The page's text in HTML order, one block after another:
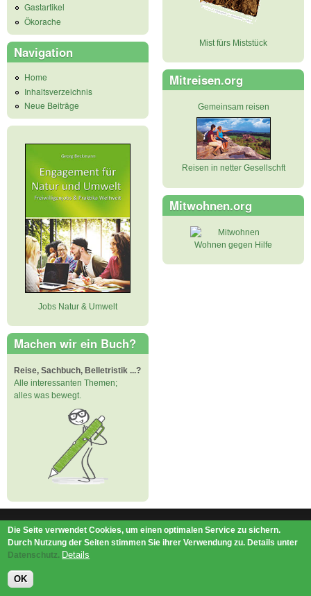
Gastartikel
Ökorache
Navigation
Home
Inhaltsverzeichnis
Neue Beiträge
Jobs Natur & Umwelt
Machen wir ein Buch?
Reise, Sachbuch, Belletristik ...?
Alle interessanten Themen;
alles was bewegt.
Mist fürs Miststück
Mitreisen.org
Gemeinsam reisen
Reisen in netter Gesellschft
Mitwohnen.org
Wohnen gegen Hilfe
Impressum|Datenschutz
Mitwohnen.org| Gastschuljahr.de
Under.org|Elderpair.com
Die Seite verwendet Cookies, um einen optimalen Service zu sichern.
Durch Nutzung der Seiten stimmen Sie ihrer Verwendung zu. Details unter
Datenschutz. Details
OK